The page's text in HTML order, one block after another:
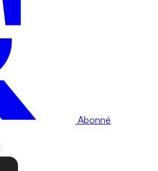
Abonné